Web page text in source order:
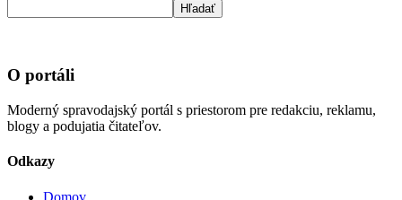
Hľadať
O portáli
Moderný spravodajský portál s priestorom pre redakciu, reklamu,
blogy a podujatia čitateľov.
Odkazy
Domov